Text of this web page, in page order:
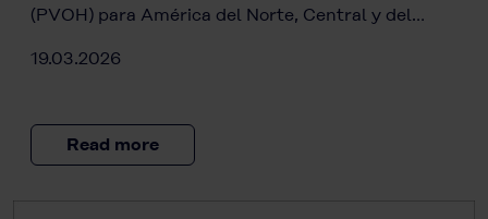
(PVOH) para América del Norte, Central y del…
19.03.2026
Read more